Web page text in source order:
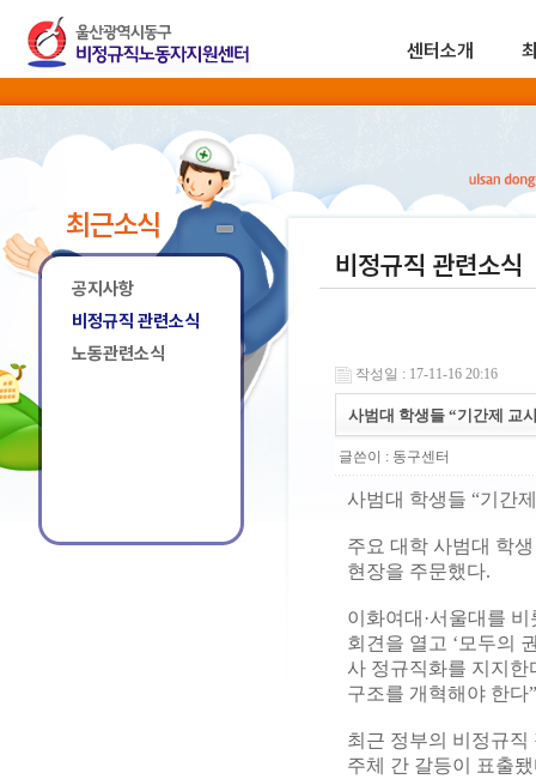
센터소개
최근소식
공지사항
비정규직 관련소식
노동관련소식
비정규직 관련소식
작성일 : 17-11-16 20:16
사범대 학생들 “기간제 교
글쓴이 : 동구센터
사범대 학생들 “기간
주요 대학 사범대 학
현장을 주문했다.
이화여대·서울대를
회견을 열고 ‘모두의
사 정규직화를 지지한
구조를 개혁해야 한다
최근 정부의 비정규
주체 간 갈등이 표출